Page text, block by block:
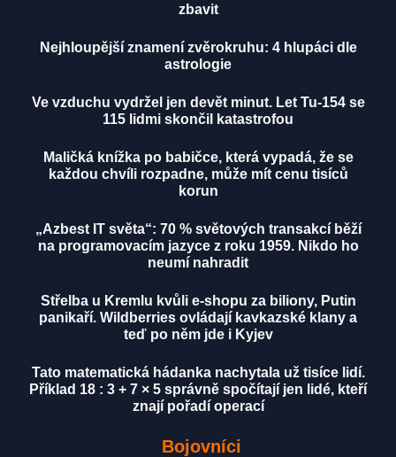
zbavit
Nejhloupější znamení zvěrokruhu: 4 hlupáci dle
astrologie
Ve vzduchu vydržel jen devět minut. Let Tu-154 se
115 lidmi skončil katastrofou
Maličká knížka po babičce, která vypadá, že se
každou chvíli rozpadne, může mít cenu tisíců
korun
„Azbest IT světa“: 70 % světových transakcí běží
na programovacím jazyce z roku 1959. Nikdo ho
neumí nahradit
Střelba u Kremlu kvůli e-shopu za biliony, Putin
panikaří. Wildberries ovládají kavkazské klany a
teď po něm jde i Kyjev
Tato matematická hádanka nachytala už tisíce lidí.
Příklad 18 : 3 + 7 × 5 správně spočítají jen lidé, kteří
znají pořadí operací
Bojovníci